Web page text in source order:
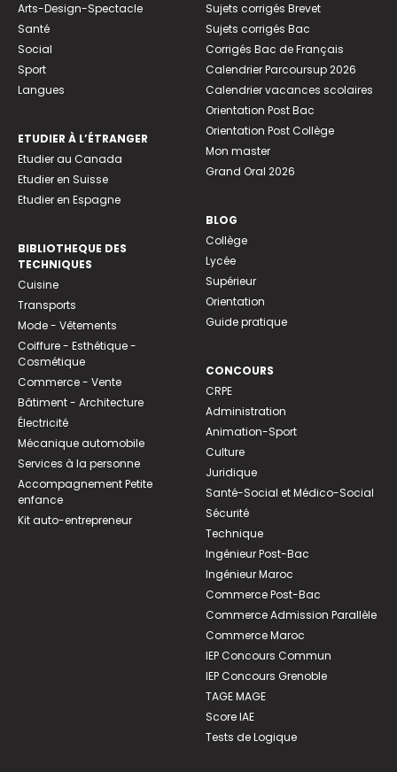
Arts-Design-Spectacle
Santé
Social
Sport
Langues
ETUDIER À L’ÉTRANGER
Etudier au Canada
Etudier en Suisse
Etudier en Espagne
BIBLIOTHEQUE DES
TECHNIQUES
Cuisine
Transports
Mode - Vêtements
Coiffure - Esthétique -
Cosmétique
Commerce - Vente
Bâtiment - Architecture
Électricité
Mécanique automobile
Services à la personne
Accompagnement Petite
enfance
Kit auto-entrepreneur
Sujets corrigés Brevet
Sujets corrigés Bac
Corrigés Bac de Français
Calendrier Parcoursup 2026
Calendrier vacances scolaires
Orientation Post Bac
Orientation Post Collège
Mon master
Grand Oral 2026
BLOG
Collège
Lycée
Supérieur
Orientation
Guide pratique
CONCOURS
CRPE
Administration
Animation-Sport
Culture
Juridique
Santé-Social et Médico-Social
Sécurité
Technique
Ingénieur Post-Bac
Ingénieur Maroc
Commerce Post-Bac
Commerce Admission Parallèle
Commerce Maroc
IEP Concours Commun
IEP Concours Grenoble
TAGE MAGE
Score IAE
Tests de Logique